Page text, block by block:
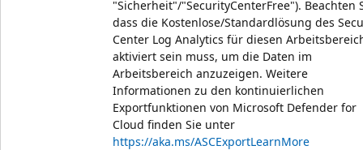
"Sicherheit"/"SecurityCenterFree"). Beachten
dass die Kostenlose/Standardlösung des
Center Log Analytics für diesen
aktiviert sein muss, um die Daten im
Arbeitsbereich anzuzeigen. Weitere
Informationen zu den kontinuierlichen
Exportfunktionen von Microsoft Defender for
Cloud finden Sie unter
https://aka.ms/ASCExportLearnMore